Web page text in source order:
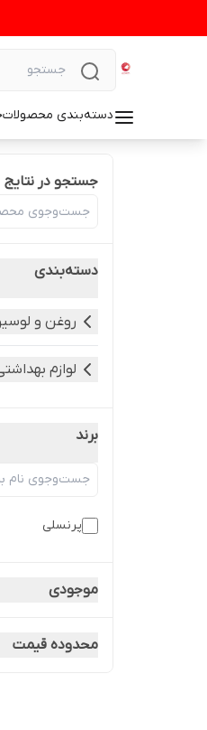
دسته‌بندی محصولات
جستجو در نتایج
دسته‌بندی
روغن و
لوازم
برند
پرنسلی
موجودی
محدوده قیمت